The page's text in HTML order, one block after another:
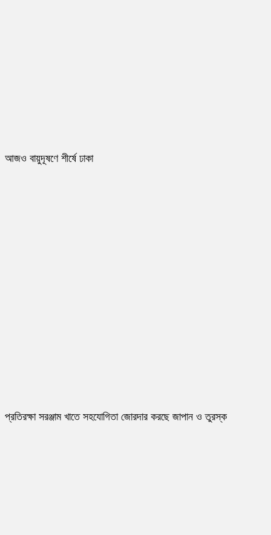
আজও বায়ুদূষণে শীর্ষে ঢাকা
প্রতিরক্ষা সরঞ্জাম খাতে সহযোগিতা জোরদার করছে জাপান ও তুরস্ক